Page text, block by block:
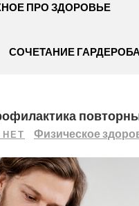
ПРО ЗДОРОВЬЕ
СОЧЕТАНИЕ
Физическое